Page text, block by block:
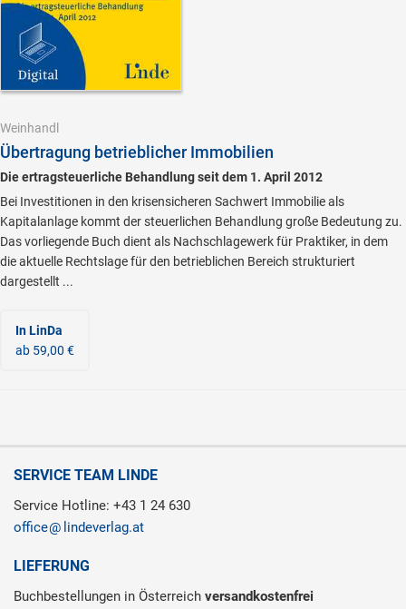
Weinhandl
Übertragung betrieblicher Immobilien
Die ertragsteuerliche Behandlung seit dem 1. April 2012
Bei Investitionen in den krisensicheren Sachwert Immobilie als
Kapitalanlage kommt der steuerlichen Behandlung große Bedeutung zu.
Das vorliegende Buch dient als Nachschlagewerk für Praktiker, in dem
die aktuelle Rechtslage für den betrieblichen Bereich strukturiert
dargestellt ...
In LinDa
ab 59,00 €
SERVICE TEAM LINDE
Service Hotline: +43 1 24 630
office
lindeverlag.at
LIEFERUNG
Buchbestellungen in Österreich versandkostenfrei